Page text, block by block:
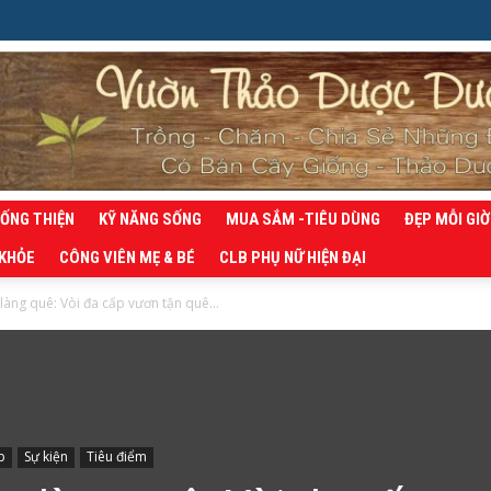
THIỆN KỸ NĂNG SỐNG MUA SẮM -TIÊU DÙNG
ĐẸP MỖI GIỜ
CÔNG VIÊN MẸ & BÉ CLB PHỤ NỮ HIỆN ĐẠI
quê: Vòi đa cấp vươn tận quê...
Sự kiện Tiêu điểm